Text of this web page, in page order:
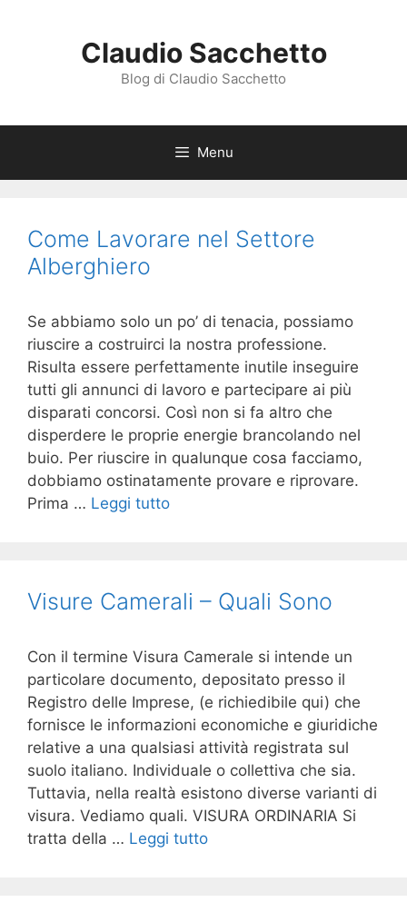
Claudio Sacchetto
Blog di Claudio Sacchetto
Menu
Come Lavorare nel Settore
Alberghiero
Se abbiamo solo un po’ di tenacia, possiamo
riuscire a costruirci la nostra professione.
Risulta essere perfettamente inutile inseguire
tutti gli annunci di lavoro e partecipare ai più
disparati concorsi. Così non si fa altro che
disperdere le proprie energie brancolando nel
buio. Per riuscire in qualunque cosa facciamo,
dobbiamo ostinatamente provare e riprovare.
Prima … Leggi tutto
Visure Camerali – Quali Sono
Con il termine Visura Camerale si intende un
particolare documento, depositato presso il
Registro delle Imprese, (e richiedibile qui) che
fornisce le informazioni economiche e giuridiche
relative a una qualsiasi attività registrata sul
suolo italiano. Individuale o collettiva che sia.
Tuttavia, nella realtà esistono diverse varianti di
visura. Vediamo quali. VISURA ORDINARIA Si
tratta della … Leggi tutto